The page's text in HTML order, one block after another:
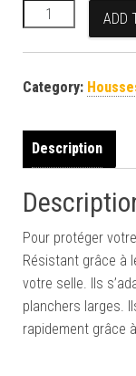
Housses d'étriers
ADD
Category:
Description
Pour protéger
Résistant grâce à
votre selle. Ils
planchers larges.
rapidement grâce